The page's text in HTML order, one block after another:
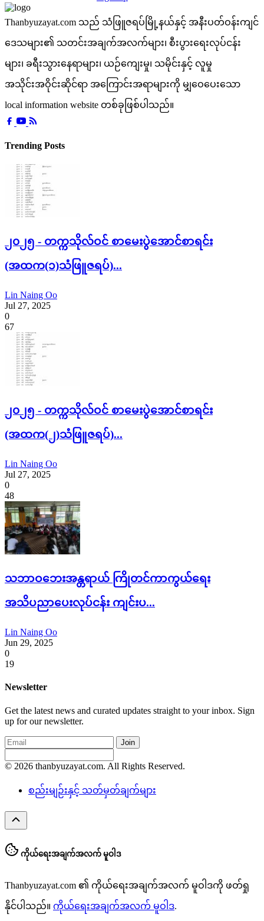
Thanbyuzayat.com သည် သံဖြူဇရပ်မြို့နယ်နှင့် အနီးပတ်ဝန်းကျင်
ဒေသများ၏ သတင်းအချက်အလက်များ၊ စီးပွားရေးလုပ်ငန်း
များ၊ ခရီးသွားနေရာများ၊ ယဉ်ကျေးမှု၊ သမိုင်းနှင့် လူမှု
အသိုင်းအဝိုင်းဆိုင်ရာ အကြောင်းအရာများကို မျှဝေပေးသော
local information website တစ်ခုဖြစ်ပါသည်။
Trending Posts
၂၀၂၅ - တက္ကသိုလ်ဝင် စာမေးပွဲအောင်စာရင်း
(အထက(၁)သံဖြူဇရပ်)...
Lin Naing Oo
Jul 27, 2025
0
67
၂၀၂၅ - တက္ကသိုလ်ဝင် စာမေးပွဲအောင်စာရင်း
(အထက(၂)သံဖြူဇရပ်)...
Lin Naing Oo
Jul 27, 2025
0
48
သဘာဝဘေးအန္တရာယ် ကြိုတင်ကာကွယ်ရေး
အသိပညာပေးလုပ်ငန်း ကျင်းပ...
Lin Naing Oo
Jun 29, 2025
0
19
Newsletter
Get the latest news and curated updates straight to your inbox. Sign
up for our newsletter.
Join
© 2026 thanbyuzayat.com. All Rights Reserved.
စည်းမျဉ်းနှင့် သတ်မှတ်ချက်များ
ကိုယ်ရေးအချက်အလက် မူဝါဒ
Thanbyuzayat.com ၏ ကိုယ်ရေးအချက်အလက် မူဝါဒကို ဖတ်ရှု
နိုင်ပါသည်။ ကိုယ်ရေးအချက်အလက် မူဝါဒ.